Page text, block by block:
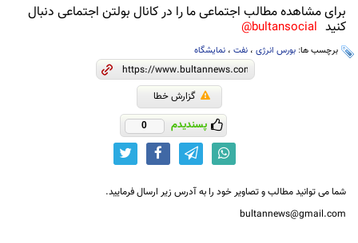
برای مشاهده مطالب اجتماعی ما را در کانال بولتن اجتماعی دنبال
کنید bultansocial@
برچسب ها: بورس انرژی ، نفت ، نمایشگاه
گزارش خطا
پسندیدم 0
شما می توانید مطالب و تصاویر خود را به آدرس زیر ارسال فرمایید.
bultannews@gmail.com